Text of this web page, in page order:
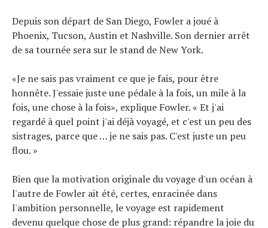
Depuis son départ de San Diego, Fowler a joué à
Phoenix, Tucson, Austin et Nashville. Son dernier arrêt
de sa tournée sera sur le stand de New York.
«Je ne sais pas vraiment ce que je fais, pour être
honnête. J'essaie juste une pédale à la fois, un mile à la
fois, une chose à la fois», explique Fowler. « Et j'ai
regardé à quel point j'ai déjà voyagé, et c'est un peu des
sistrages, parce que … je ne sais pas. C'est juste un peu
flou. »
Bien que la motivation originale du voyage d'un océan à
l'autre de Fowler ait été, certes, enracinée dans
l'ambition personnelle, le voyage est rapidement
devenu quelque chose de plus grand: répandre la joie du